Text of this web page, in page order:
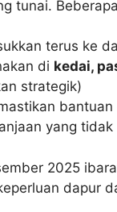
tunai.
terus ke
di kedai,
strategik)
yang tidak
2025
dapur